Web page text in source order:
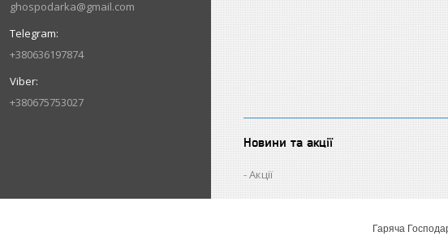
ghospodarka@gmail.com
+380636197874
+380675753027
Новини та акції
Акції